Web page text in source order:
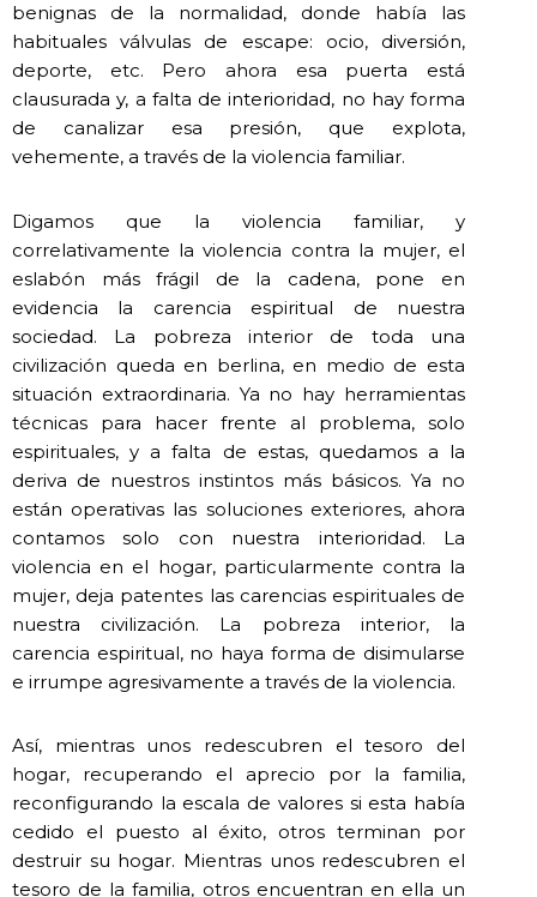
benignas de la normalidad, donde había las
habituales válvulas de escape: ocio, diversión,
deporte, etc. Pero ahora esa puerta está
clausurada y, a falta de interioridad, no hay forma
de canalizar esa presión, que explota,
vehemente, a través de la violencia familiar.
Digamos que la violencia familiar, y
correlativamente la violencia contra la mujer, el
eslabón más frágil de la cadena, pone en
evidencia la carencia espiritual de nuestra
sociedad. La pobreza interior de toda una
civilización queda en berlina, en medio de esta
situación extraordinaria. Ya no hay herramientas
técnicas para hacer frente al problema, solo
espirituales, y a falta de estas, quedamos a la
deriva de nuestros instintos más básicos. Ya no
están operativas las soluciones exteriores, ahora
contamos solo con nuestra interioridad. La
violencia en el hogar, particularmente contra la
mujer, deja patentes las carencias espirituales de
nuestra civilización. La pobreza interior, la
carencia espiritual, no haya forma de disimularse
e irrumpe agresivamente a través de la violencia.
Así, mientras unos redescubren el tesoro del
hogar, recuperando el aprecio por la familia,
reconfigurando la escala de valores si esta había
cedido el puesto al éxito, otros terminan por
destruir su hogar. Mientras unos redescubren el
tesoro de la familia, otros encuentran en ella un